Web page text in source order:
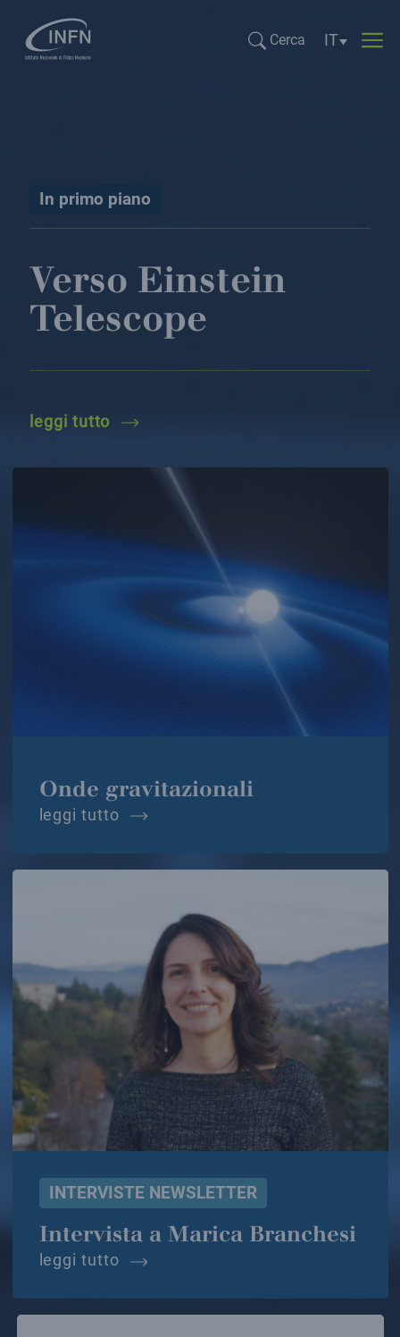
Cerca
Selezione
IT
In primo piano
Verso Einstein
Telescope
leggi tutto verso einstein telescope
Onde gravitazionali
leggi tutto onde gravitazionali
INTERVISTE NEWSLETTER
Intervista a Marica Branchesi
leggi tutto intervista a marica branchesi